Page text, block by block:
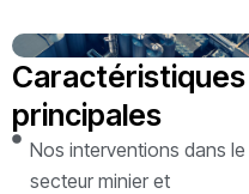
Caractéristiques
principales
Nos interventions dans le
secteur minier et